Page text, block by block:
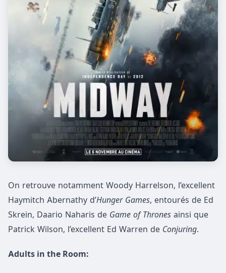
On retrouve notamment Woody Harrelson, l’excellent
Haymitch Abernathy d’Hunger Games, entourés de Ed
Skrein, Daario Naharis de Game of Thrones ainsi que
Patrick Wilson, l’excellent Ed Warren de Conjuring.
Adults in the Room: